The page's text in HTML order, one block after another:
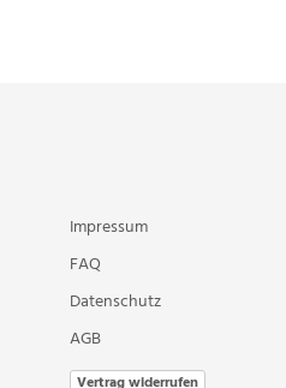
Impressum
FAQ
Datenschutz
AGB
Vertrag widerrufen